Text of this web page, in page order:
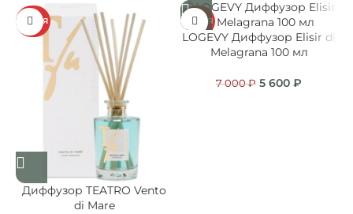
АКЦИЯ
Диффузор TEATRO Vento
di Mare
АКЦИЯ
LOGEVY Диффузор Elisir di
Melagrana 100 мл
7 000₽ 5 600 ₽